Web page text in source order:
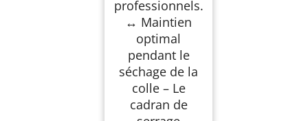
professionnels.
↔ Maintien
optimal
pendant le
séchage de la
colle – Le
cadran de